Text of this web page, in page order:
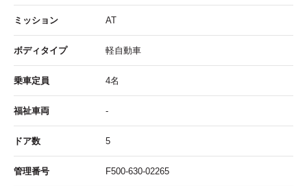
ミッション AT
ボディタイプ 軽自動車
乗車定員 4名
福祉車両 -
ドア数 5
管理番号 F500-630-02265